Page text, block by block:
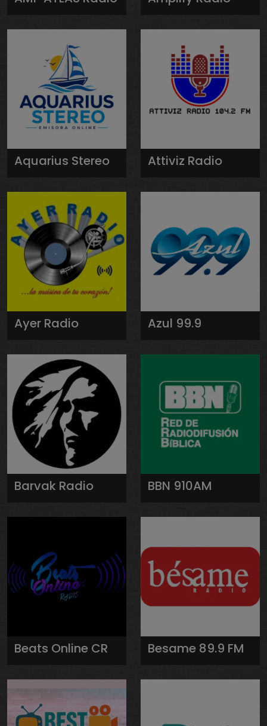
Aquarius Stereo Attiviz Radio
Ayer Radio Azul 99.9
Barvak Radio BBN 910AM
Beats Online CR Besame 89.9 FM